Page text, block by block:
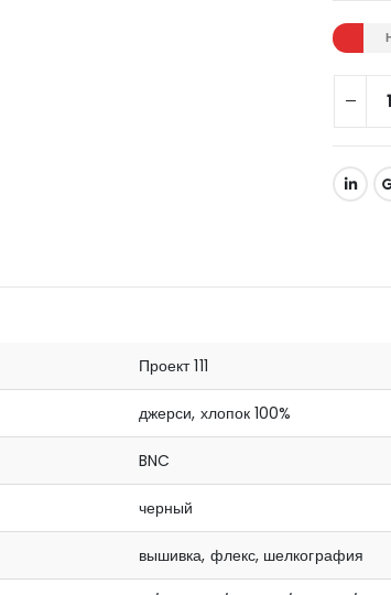
Проект 111
джерси, хлопок 100%
BNC
черный
вышивка, флекс, шелкография